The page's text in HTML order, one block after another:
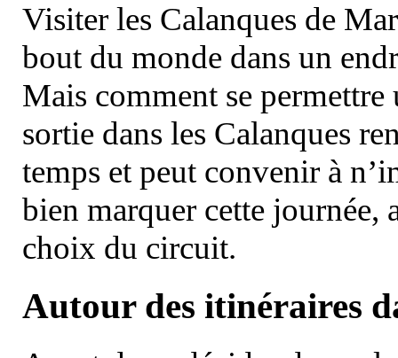
Visiter les Calanques de
bout du monde dans un
Mais comment se permettre
sortie dans les Calanques
temps et peut convenir à
bien marquer cette journée,
choix du circuit.
Autour des itinéraires